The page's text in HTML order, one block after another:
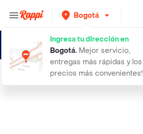
Bogotá
Ingresa tu dirección en
Bogotá. Mejor servicio,
entregas más rápidas y los
precios más convenientes!
40 zapato romulo hombre cuero